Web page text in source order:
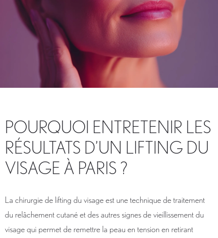
POURQUOI ENTRETENIR LES
RÉSULTATS D’UN LIFTING DU
VISAGE À PARIS ?
La chirurgie de lifting du visage est une technique de traitement
du relâchement cutané et des autres signes de vieillissement du
visage qui permet de remettre la peau en tension en retirant